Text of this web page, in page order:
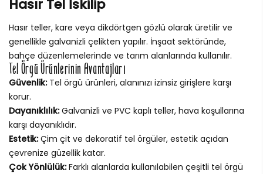
Hasır Tel İskilip
Hasır teller, kare veya dikdörtgen gözlü olarak üretilir ve
genellikle galvanizli çelikten yapılır. İnşaat sektöründe,
bahçe düzenlemelerinde ve tarım alanlarında kullanılır.
Tel Örgü Ürünlerinin Avantajları
Güvenlik:Tel örgü ürünleri, alanınızı izinsiz girişlere karşı
korur.
Dayanıklılık:Galvanizli ve PVC kaplı teller, hava koşullarına
karşı dayanıklıdır.
Estetik:Çim çit ve dekoratif tel örgüler, estetik açıdan
çevrenize güzellik katar.
Çok Yönlülük:Farklı alanlarda kullanılabilen çeşitli tel örgü